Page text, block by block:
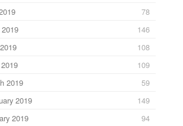
78
146
108
109
2019
59
2019
149
2019
94